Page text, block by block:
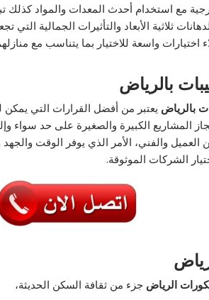
مع استخدام أحدث المعدات والمواد كذلك
ثلاثية الأبعاد والتأثيرات الجمالية
اختيارات واسعة للاختيار بما يتناسب مع
بالرياض
بالرياض يعتبر من أفضل القرارات التي
المشاريع الكبيرة والصغيرة على حد سواء
والفني، الأمر الذي يوفر الوقت
الشركات الموثوقة.
الرياض جزء من ثقافة السكن الحديثة،